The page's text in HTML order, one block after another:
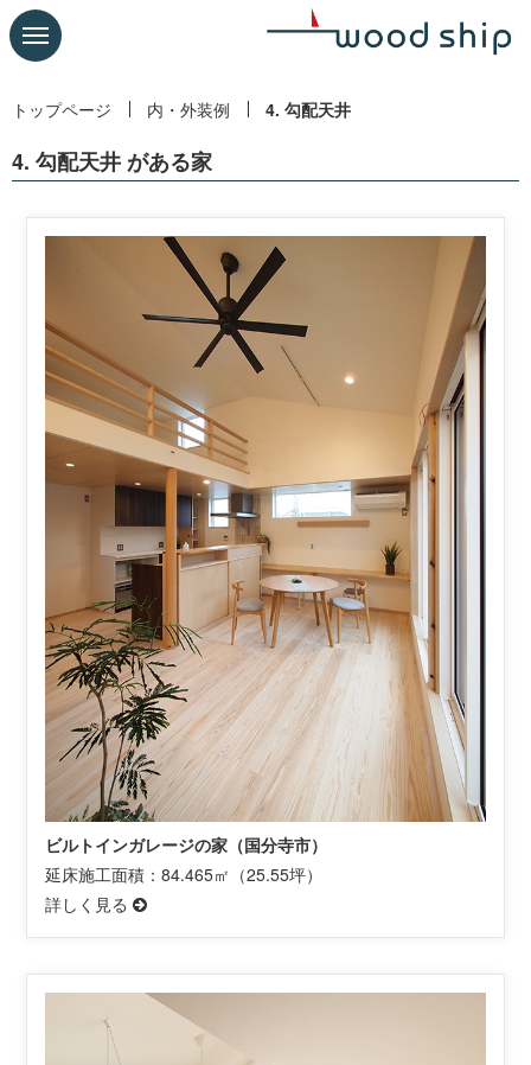
トップページ 内・外装例 4. 勾配天井
4. 勾配天井 がある家
ビルトインガレージの家（国分寺市）
延床施工面積：84.465㎡（25.55坪）
詳しく見る